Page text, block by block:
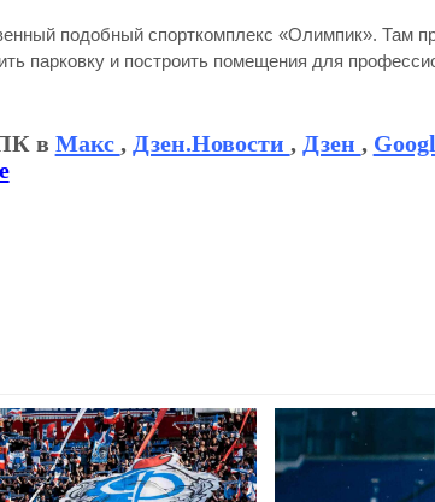
подобный спорткомплекс «Олимпик». Там
парковку и построить помещения для
в Макс , Дзен.Новости , Дзен ,